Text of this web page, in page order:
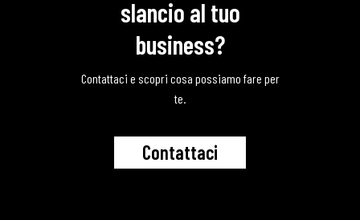
slancio al tuo
business?
Contattaci e scopri cosa possiamo fare per
te.
Contattaci